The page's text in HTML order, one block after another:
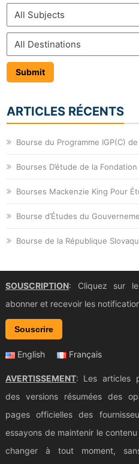
ARTICLES RÉCENTS
Bourse du Programme IGP(C)
Bourses D’étude de la
Bourses Mackenzie King Pour
Bourse d’Études du
Bourse de la République
SOUSCRIPTION: Cliquez sur
abonner et recevoir les
Souscrire
English Français
AVERTISSEMENT: Les articles
des versions résumées des
pages officielles des
essayons de maintenir le
changer à tout moment,